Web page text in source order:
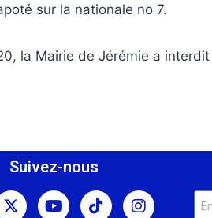
sur la nationale no 7.
la Mairie de Jérémie a interdit
Suivez-nous